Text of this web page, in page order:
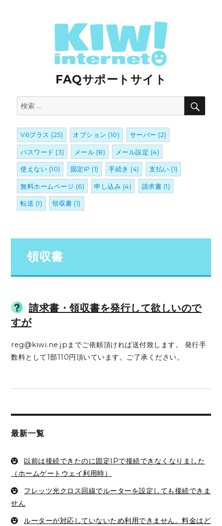
FAQサポートサイト
検
索:
検
V6プラス (25) オプション (10) サーバー (2)
パスワード (3) メール (8) メール設定 (4)
使えない (10) 固定IP (1) 手続き (4) 支払い (1)
無料ホームページ (6) 申し込み (4) 請求書 (1)
転送 (1) 領収書 (1)
領収書
請求書・領収書を発行して欲しいので
すが
reg@kiwi.ne.jpまでご依頼頂ければ送付致します。 発行手
数料として1部110円頂いています。ご了承ください。
最新一覧
以前は接続できたのに固定IPで接続できなくなりました
（ホームゲートウェイ利用時）
フレッツ光クロス回線でルーターを設定しても接続できま
せん
ルーターが対応していないため利用できません。料金はど